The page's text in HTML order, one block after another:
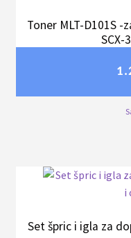
Toner MLT-D101S -
SCX-
Set špric i igla za